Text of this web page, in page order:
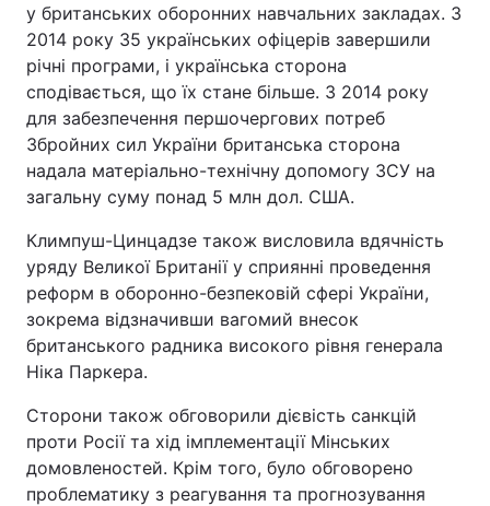
у британських оборонних навчальних закладах. З
2014 року 35 українських офіцерів завершили
річні програми, і українська сторона
сподівається, що їх стане більше. З 2014 року
для забезпечення першочергових потреб
Збройних сил України британська сторона
надала матеріально-технічну допомогу ЗСУ на
загальну суму понад 5 млн дол. США.
Климпуш-Цинцадзе також висловила вдячність
уряду Великої Британії у сприянні проведення
реформ в оборонно-безпековій сфері України,
зокрема відзначивши вагомий внесок
британського радника високого рівня генерала
Ніка Паркера.
Сторони також обговорили дієвість санкцій
проти Росії та хід імплементації Мінських
домовленостей. Крім того, було обговорено
проблематику з реагування та прогнозування